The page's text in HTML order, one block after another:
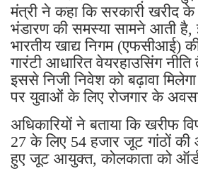
मंत्री ने कहा कि सरकारी खरीद के
भंडारण की समस्या सामने आती है,
भारतीय खाद्य निगम (एफसीआई)
गारंटी आधारित वेयरहाउसिंग नीति
इससे निजी निवेश को बढ़ावा
पर युवाओं के लिए रोजगार के
अधिकारियों ने बताया कि खरीफ
27 के लिए 54 हजार जूट गांठों
हुए जूट आयुक्त, कोलकाता को